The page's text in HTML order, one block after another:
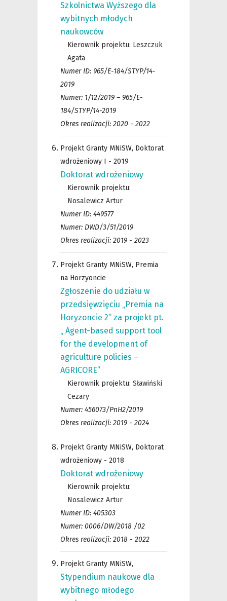
Szkolnictwa Wyższego dla
wybitnych młodych
naukowców
Kierownik projektu: Leszczuk
Agata
Numer ID: 965/E-184/STYP/14-
2019
Numer: 1/12/2019 – 965/E-
184/STYP/14-2019
Okres realizacji: 2020 - 2022
Projekt Granty MNiSW, Doktorat
wdrożeniowy I - 2019
Doktorat wdrożeniowy
Kierownik projektu:
Nosalewicz Artur
Numer ID: 449577
Numer: DWD/3/51/2019
Okres realizacji: 2019 - 2023
Projekt Granty MNiSW, Premia
na Horzyoncie
Zgłoszenie do udziału w
przedsięwzięciu „Premia na
Horyzoncie 2” za projekt pt.
„ Agent-based support tool
for the development of
agriculture policies –
AGRICORE”
Kierownik projektu: Sławiński
Cezary
Numer: 456073/PnH2/2019
Okres realizacji: 2019 - 2024
Projekt Granty MNiSW, Doktorat
wdrożeniowy - 2018
Doktorat wdrożeniowy
Kierownik projektu:
Nosalewicz Artur
Numer ID: 405303
Numer: 0006/DW/2018 /02
Okres realizacji: 2018 - 2022
Projekt Granty MNiSW,
Stypendium naukowe dla
wybitnego młodego